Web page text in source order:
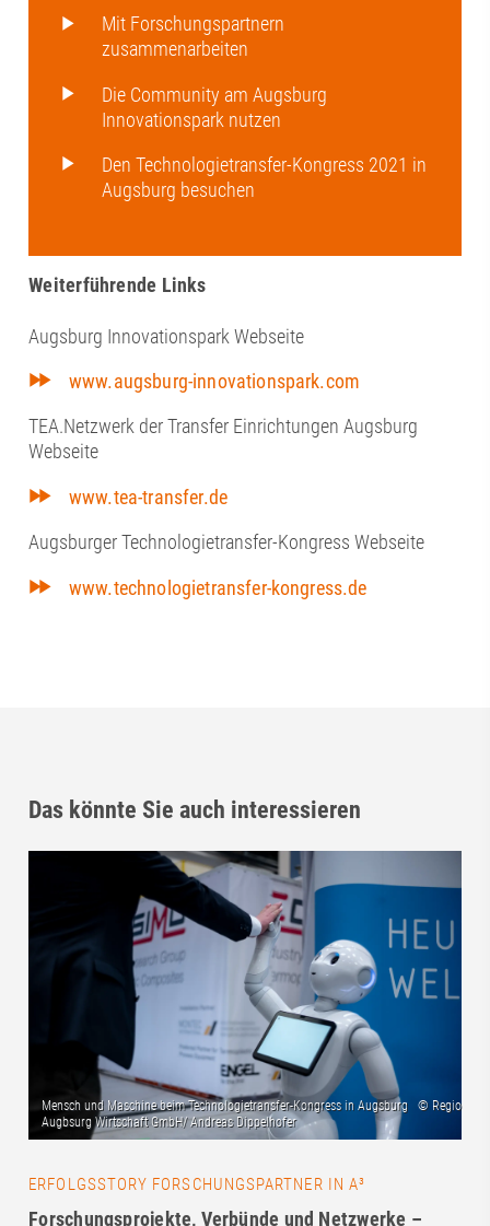
Mit Forschungspartnern
zusammenarbeiten
Die Community am Augsburg
Innovationspark nutzen
Den Technologietransfer-Kongress 2021 in
Augsburg besuchen
Weiterführende Links
Augsburg Innovationspark Webseite
www.augsburg-innovationspark.com
TEA.Netzwerk der Transfer Einrichtungen Augsburg
Webseite
www.tea-transfer.de
Augsburger Technologietransfer-Kongress Webseite
www.technologietransfer-kongress.de
Das könnte Sie auch interessieren
ERFOLGSSTORY FORSCHUNGSPARTNER IN A³
Forschungsprojekte, Verbünde und Netzwerke –